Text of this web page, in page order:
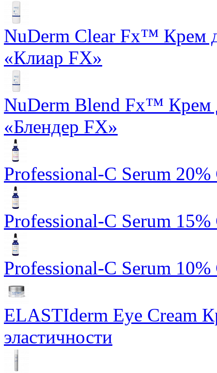
NuDerm Clear Fx™ Крем
«Клиар FX»
NuDerm Blend Fx™ Крем
«Блендер FX»
Professional-C Serum
Professional-C Serum
Professional-C Serum
ELASTIderm Eye Cream
эластичности